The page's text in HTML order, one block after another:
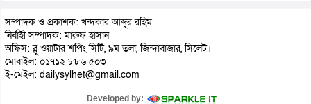
সম্পাদক ও প্রকাশক: খন্দকার আব্দুর রহিম
নির্বাহী সম্পাদক: মারুফ হাসান
অফিস: ব্লু ওয়াটার শপিং সিটি, ৯ম তলা, জিন্দাবাজার, সিলেট।
মোবাইল: ০১৭১২ ৮৮৬ ৫০৩
ই-মেইল: dailysylhet@gmail.com
Developed by: